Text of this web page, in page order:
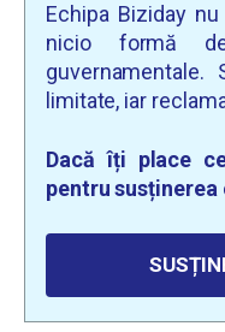
Echipa Biziday
nicio formă
limitate, iar
Dacă îți place
pentru susținerea